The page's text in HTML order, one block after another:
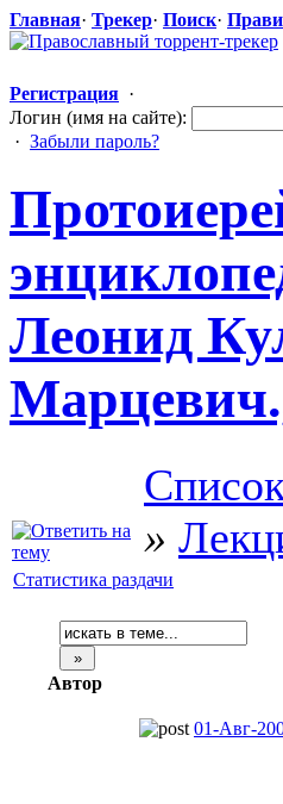
Главная· Трекер· Поиск·
Регистрация ·
Логин (имя на сайте):
· Забыли пароль?
Леонид
»
Статистика раздачи
Автор
01-Авг-